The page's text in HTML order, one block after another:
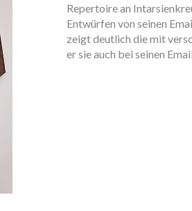
Repertoire an
Entwürfen von seinen
zeigt deutlich die mit
er sie auch bei seinen